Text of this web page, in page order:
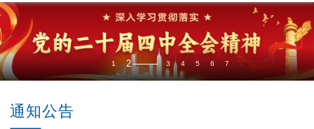
1 2 3 4 5 6 7
通知公告